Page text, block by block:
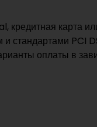
кредитная карта
стандартами PCI
оплаты в